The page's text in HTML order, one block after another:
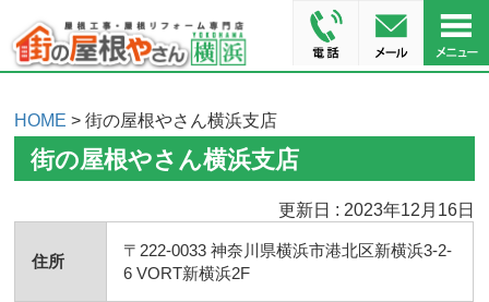
HOME > 街の屋根やさん横浜支店
街の屋根やさん横浜支店
更新日 : 2023年12月16日
住所
〒222-0033 神奈川県横浜市港北区新横浜3-2-
6 VORT新横浜2F